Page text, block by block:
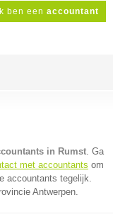
Ik ben een accountant
in Rumst. Ga
met accountants om
accountants tegelijk.
Antwerpen.